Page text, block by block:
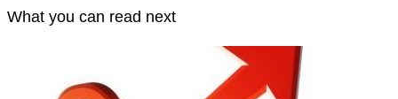
What you can read next